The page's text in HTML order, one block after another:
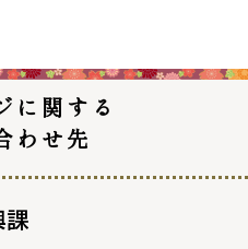
に関する
わせ先
課